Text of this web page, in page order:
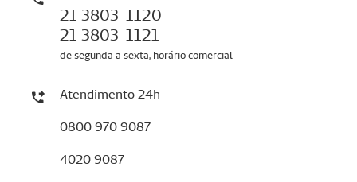
21 3803-1120
21 3803-1121
de segunda a sexta, horário comercial
Atendimento 24h
0800 970 9087
4020 9087